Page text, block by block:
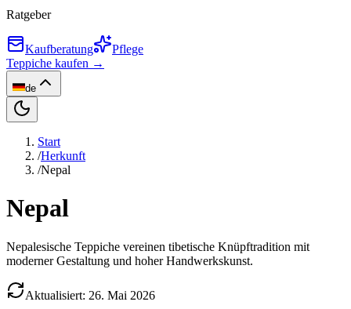
Ratgeber
Kaufberatung
Pflege
Teppiche kaufen →
de
Start
/Herkunft
/Nepal
Nepal
Nepalesische Teppiche vereinen tibetische Knüpftradition mit
moderner Gestaltung und hoher Handwerkskunst.
Aktualisiert: 26. Mai 2026